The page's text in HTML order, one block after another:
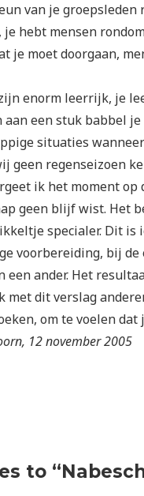
van je
je hebt mensen
je moet doorgaan,
enorm leerrijk, je
aan een stuk babbel
situaties
geen regenseizoen
ik het moment
geen blijf wist. Het
specialer. Dit
voorbereiding, bij de
een ander. Het
met dit verslag
om te voelen
12 november 2005
to